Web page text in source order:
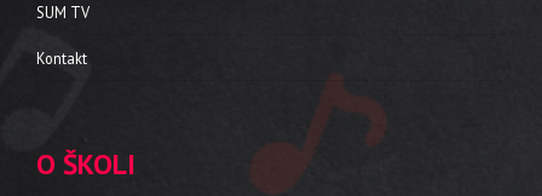
SUM TV
Kontakt
O ŠKOLI